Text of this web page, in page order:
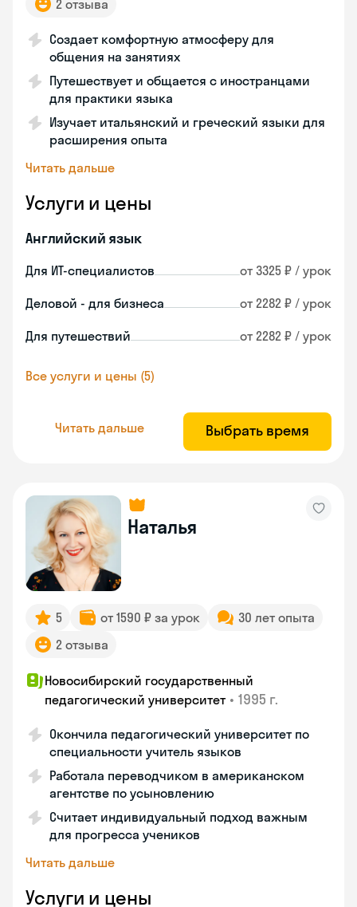
2 отзыва
Создает комфортную атмосферу для
общения на занятиях
Путешествует и общается с иностранцами
для практики языка
Изучает итальянский и греческий языки для
расширения опыта
Читать дальше
Услуги и цены
Английский язык
Для ИТ-специалистов от 3325 ₽ / урок
Деловой - для бизнеса от 2282 ₽ / урок
Для путешествий от 2282 ₽ / урок
Все услуги и цены (5)
Читать дальше Выбрать время
Наталья
5 от 1590 ₽ за урок
30 лет опыта
2 отзыва
Новосибирский государственный
педагогический университет • 1995 г.
Окончила педагогический университет по
специальности учитель языков
Работала переводчиком в американском
агентстве по усыновлению
Считает индивидуальный подход важным
для прогресса учеников
Читать дальше
Услуги и цены